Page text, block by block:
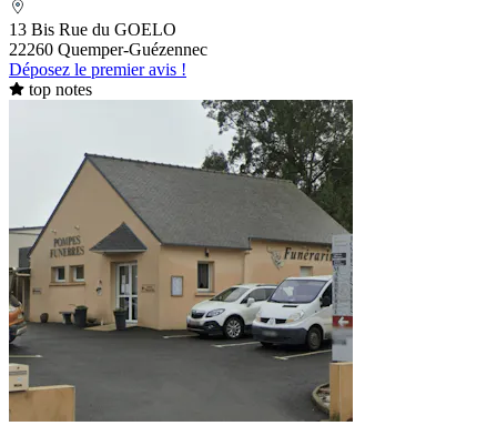
13 Bis Rue du GOELO
22260 Quemper-Guézennec
Déposez le premier avis !
top notes